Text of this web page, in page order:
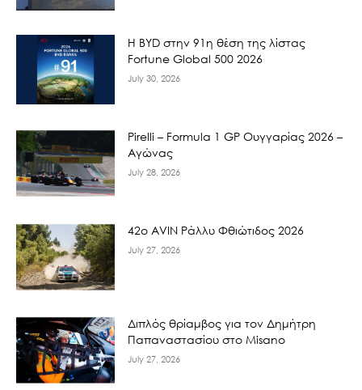
Η BYD στην 91η θέση της λίστας
Fortune Global 500 2026
July 30, 2026
Pirelli – Formula 1 GP Ουγγαρίας 2026 –
Αγώνας
July 28, 2026
42ο AVIN Ράλλυ Φθιώτιδος 2026
July 27, 2026
Διπλός θρίαμβος για τον Δημήτρη
Παπαναστασίου στο Misano
July 27, 2026